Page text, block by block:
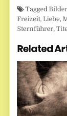
Tagged
Freizeit,Liebe,
Sternführer,
Related